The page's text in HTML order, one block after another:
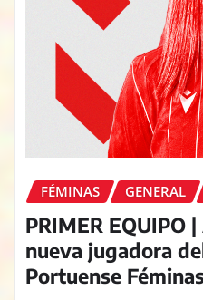
FÉMINAS GENERAL
PRIMER EQUIPO
nueva jugadora
Portuense